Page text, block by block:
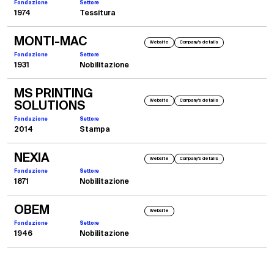
Fondazione Settore
1974 Tessitura
MONTI-MAC Website Company's details
Fondazione Settore
1931 Nobilitazione
MS PRINTING
SOLUTIONS
Website Company's details
Fondazione Settore
2014 Stampa
NEXIA Website Company's details
Fondazione Settore
1871 Nobilitazione
OBEM Website
Fondazione Settore
1946 Nobilitazione
2010
Barbara e Gian Piero Salce